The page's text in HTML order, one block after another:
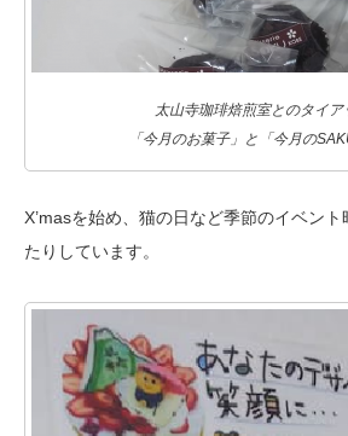
太山寺珈琲焙煎室とのタイア
「今月のお菓子」と「今月の
X’masを始め、猫の日など季節のイベン
たりしています。